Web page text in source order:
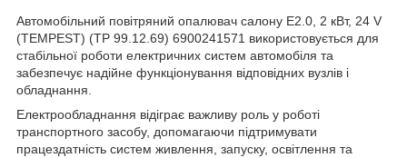
Автомобільний повітряний опалювач салону E2.0, 2 кВт, 24 V
(TEMPEST) (TP 99.12.69) 6900241571 використовується для
стабільної роботи електричних систем автомобіля та
забезпечує надійне функціонування відповідних вузлів і
обладнання.
Електрообладнання відіграє важливу роль у роботі
транспортного засобу, допомагаючи підтримувати
працездатність систем живлення, запуску, освітлення та